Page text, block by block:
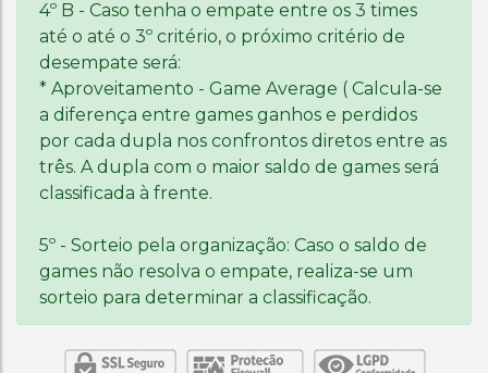
4º B - Caso tenha o empate entre os 3 times
até o até o 3º critério, o próximo critério de
desempate será:
* Aproveitamento - Game Average ( Calcula-se
a diferença entre games ganhos e perdidos
por cada dupla nos confrontos diretos entre as
três. A dupla com o maior saldo de games será
classificada à frente.
5º - Sorteio pela organização: Caso o saldo de
games não resolva o empate, realiza-se um
sorteio para determinar a classificação.